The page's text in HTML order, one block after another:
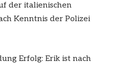
der italienischen
Kenntnis der Polizei
Erfolg: Erik ist nach